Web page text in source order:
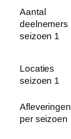
Aantal
deelnemers
seizoen 1
Locaties
seizoen 1
Afleveringen
per seizoen